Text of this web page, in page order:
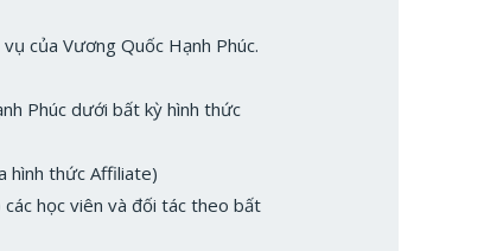
của Vương Quốc Hạnh Phúc.
Phúc dưới bất kỳ hình thức
hình thức Affiliate)
các học viên và đối tác theo bất